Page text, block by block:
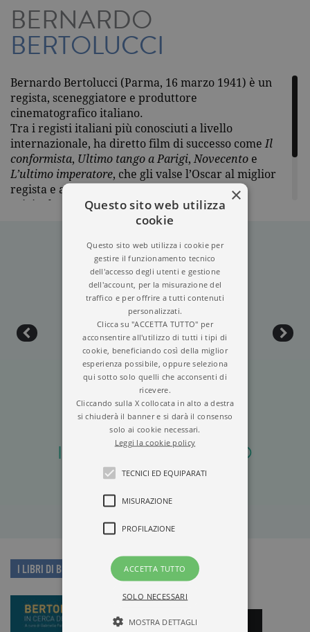
BERNARDO
BERTOLUCCI
Bernardo Bertolucci (Parma, 16 marzo 1941) è un
regista, sceneggiatore e produttore
cinematografico italiano.
Tra i registi italiani più conosciuti a livello
internazionale, ha diretto film di successo comeIl
conformista, Ultimo tango a Parigi, Novecento e
L’ultimo imperatore, che gli valse l’Oscar al miglior
regista e alla migliore sceneggiatura non
originale. Nel 2007 gli fu conferito il Leone d’oro
alla carriera alla 64ª Mostra internazionale d’arte
d’oro onoraria al 64º festival di Cannes.
IN CERCA DEL MISTERO
I LIBRI DI BERNARDO BERTOLUCCI
×
Questo sito web utilizza
cookie
Questo sito web utilizza i cookie per
gestire il funzionamento tecnico
dell'accesso degli utenti e gestione
dell'account, per la misurazione del
traffico e per offrire a tutti contenuti
personalizzati.
Clicca su "ACCETTA TUTTO" per
acconsentire all'utilizzo di tutti i tipi di
cookie, beneficiando così della miglior
esperienza possibile, oppure seleziona
qui sotto solo quelli che acconsenti di
ricevere.
Cliccando sulla X collocata in alto a destra
si chiuderà il banner e si darà il consenso
solo ai cookie necessari.
Leggi la cookie policy
TECNICI ED EQUIPARATI
MISURAZIONE
PROFILAZIONE
ACCETTA TUTTO
SOLO NECESSARI
MOSTRA DETTAGLI